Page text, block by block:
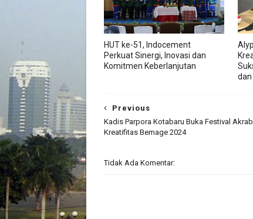
HUT ke-51, Indocement
Perkuat Sinergi, Inovasi dan
Komitmen Keberlanjutan
dan
Previous
Kadis Parpora Kotabaru Buka Festival
Kreatifitas Bemage 2024
Tidak Ada Komentar: